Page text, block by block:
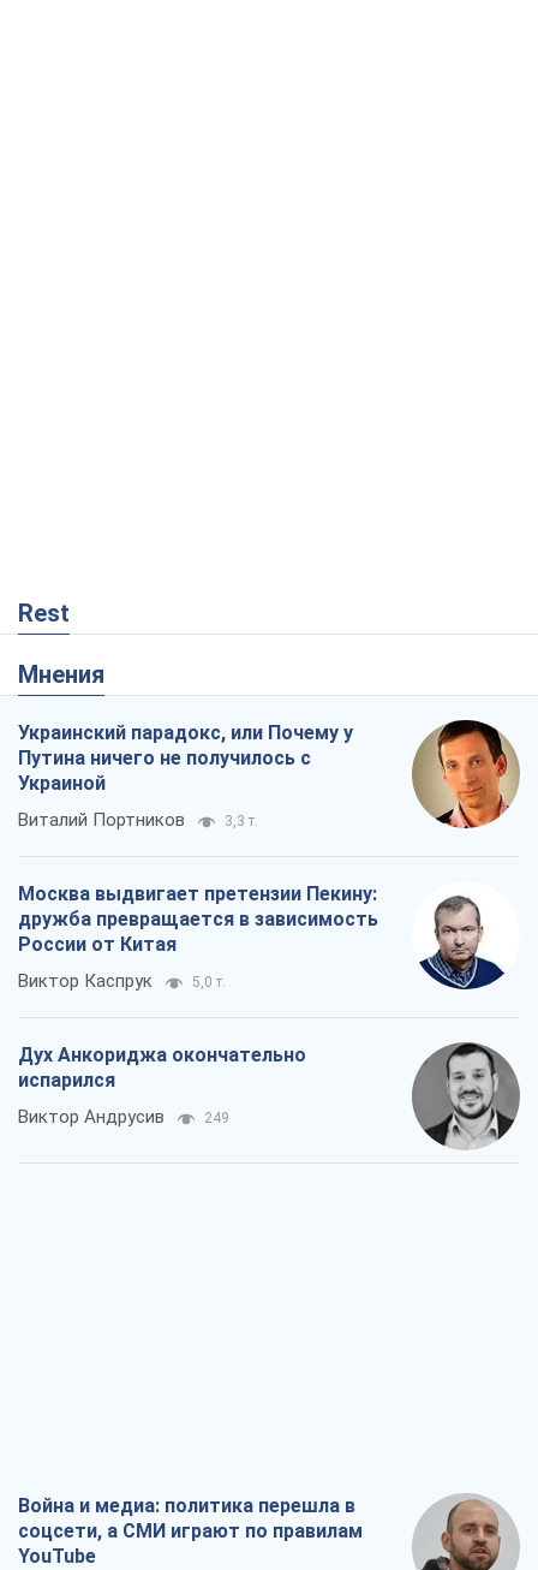
Rest
Мнения
Украинский парадокс, или Почему у
Путина ничего не получилось с
Украиной
Виталий Портников 3,3 т.
Москва выдвигает претензии Пекину:
дружба превращается в зависимость
России от Китая
Виктор Каспрук 5,0 т.
Дух Анкориджа окончательно
испарился
Виктор Андрусив 249
Война и медиа: политика перешла в
соцсети, а СМИ играют по правилам
YouTube